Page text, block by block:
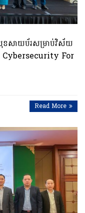
ខសាយប័រសម្រាប់វិស័យ
For
Read More